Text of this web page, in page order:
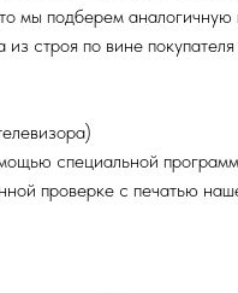
мы подберем аналогичную
строя по вине
специальной
проверке с печатью